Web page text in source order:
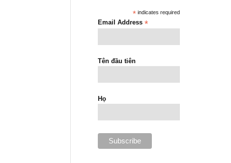
* indicates required
Email Address*
Tên đầu tiên
Họ